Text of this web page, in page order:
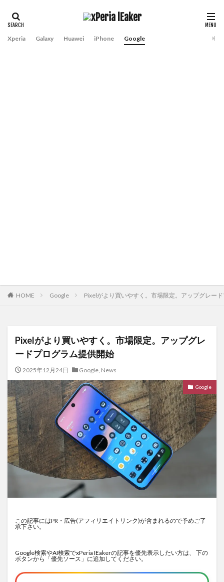
Xperia Galaxy Huawei iPhone Google
HOME Google Pixelがより買いやすく。市場限定。アップグレー
Pixelがより買いやすく。市場限定。アップグレ
ードプログラム提供開始
2025年12月24日 Google, News
Google
この記事にはPR・広告(アフィリエイトリンク)が含まれるので予めご了
承下さい。
Google検索やAI検索でxPeria IEakerの記事を優先表示したい方は、 下の
ボタンから「優先ソース」に追加してください。